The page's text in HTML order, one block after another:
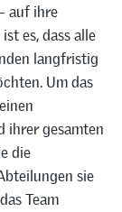
auf ihre
es, dass alle
langfristig
Um das
ihrer gesamten
die
sie
Team